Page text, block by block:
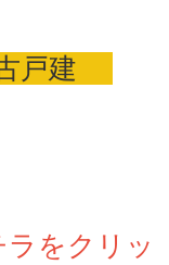
戸建
をクリッ